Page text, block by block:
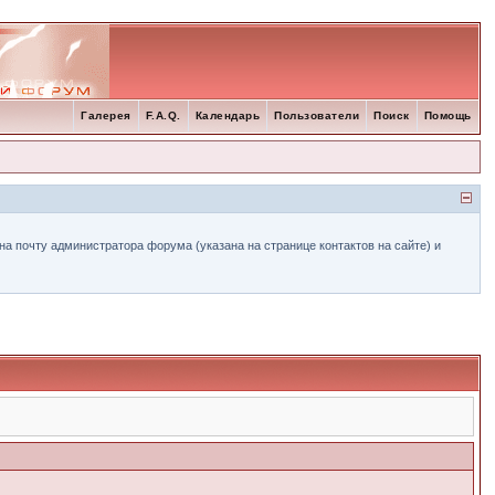
Помощь
Поиск
Пользователи
Календарь
F.A.Q.
Галерея
администратора форума (указана на странице контактов на сайте) и